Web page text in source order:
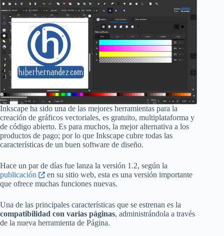
Inkscape ha sido una de las mejores herramientas para la
creación de gráficos vectoriales, es gratuito, multiplataforma y
de código abierto. Es para muchos, la mejor alternativa a los
productos de pago; por lo que Inkscape cubre todas las
características de un buen software de diseño.
Hace un par de días fue lanza la versión 1.2, según la
publicación
en su sitio web, esta es una versión importante
que ofrece muchas funciones nuevas.
Una de las principales características que se estrenan es la
compatibilidad con varias páginas, administrándola a través
de la nueva herramienta de Página.